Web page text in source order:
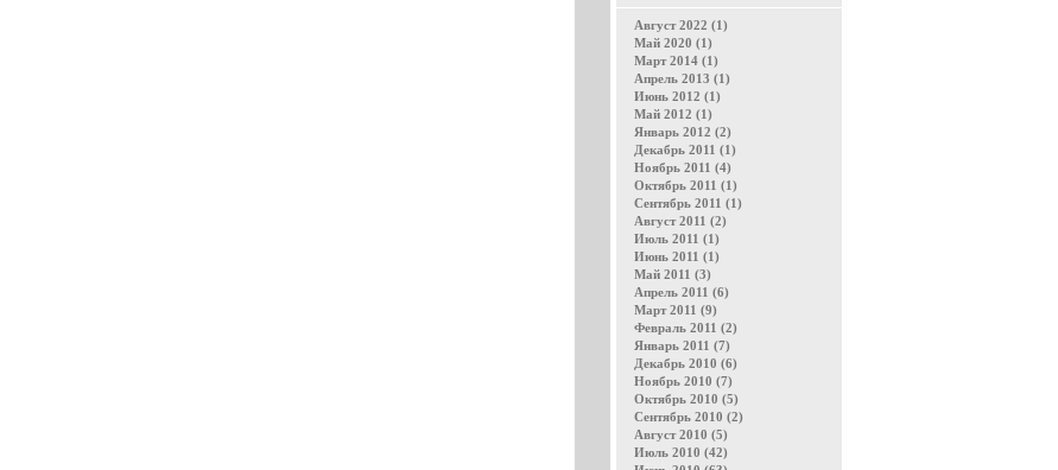
Август 2022 (1)
Май 2020 (1)
Март 2014 (1)
Апрель 2013 (1)
Июнь 2012 (1)
Май 2012 (1)
Январь 2012 (2)
Декабрь 2011 (1)
Ноябрь 2011 (4)
Октябрь 2011 (1)
Сентябрь 2011 (1)
Август 2011 (2)
Июль 2011 (1)
Июнь 2011 (1)
Май 2011 (3)
Апрель 2011 (6)
Март 2011 (9)
Февраль 2011 (2)
Январь 2011 (7)
Декабрь 2010 (6)
Ноябрь 2010 (7)
Октябрь 2010 (5)
Сентябрь 2010 (2)
Август 2010 (5)
Июль 2010 (42)